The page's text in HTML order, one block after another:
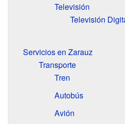
Televisión
Televisión
Servicios en Zarauz
Transporte
Tren
Autobús
Avión